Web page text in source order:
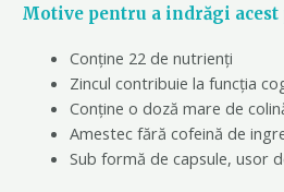
Motive pentru a indrăgi acest
Conține 22 de nutrienți
Zincul contribuie la funcția
Conține o doză mare de
Amestec fără cofeină de
Sub formă de capsule, usor